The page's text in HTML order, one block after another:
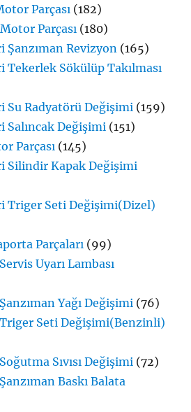
Parçası (182)
Parçası (180)
Şanzıman Revizyon (165)
Tekerlek Sökülüp Takılması
Su Radyatörü Değişimi (159)
Salıncak Değişimi (151)
Parçası (145)
Silindir Kapak Değişimi
Triger Seti Değişimi(Dizel)
Parçaları (99)
Uyarı Lambası
Yağı Değişimi (76)
Seti Değişimi(Benzinli)
Sıvısı Değişimi (72)
Baskı Balata